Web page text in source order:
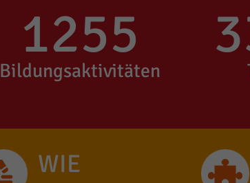
1255
Bildungsaktivitäten
WIE